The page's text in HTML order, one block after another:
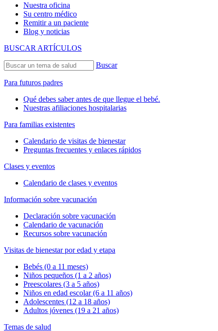
Nuestra oficina
Su centro médico
Remitir a un paciente
Blog y noticias
BUSCAR ARTÍCULOS
Buscar
Para futuros padres
Qué debes saber antes de que llegue el bebé.
Nuestras afiliaciones hospitalarias
Para familias existentes
Calendario de visitas de bienestar
Preguntas frecuentes y enlaces rápidos
Clases y eventos
Calendario de clases y eventos
Información sobre vacunación
Declaración sobre vacunación
Calendario de vacunación
Recursos sobre vacunación
Visitas de bienestar por edad y etapa
Bebés (0 a 11 meses)
Niños pequeños (1 a 2 años)
Preescolares (3 a 5 años)
Niños en edad escolar (6 a 11 años)
Adolescentes (12 a 18 años)
Adultos jóvenes (19 a 21 años)
Temas de salud